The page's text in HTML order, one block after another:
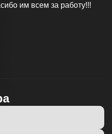
понравилось !!! Спасибо